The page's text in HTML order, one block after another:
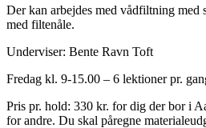
Der kan arbejdes med vådfiltning
med filtenåle.
Underviser: Bente Ravn Toft
Fredag kl. 9-15.00 – 6 lektioner pr.
Pris pr. hold: 330 kr. for dig der bor i
for andre. Du skal påregne